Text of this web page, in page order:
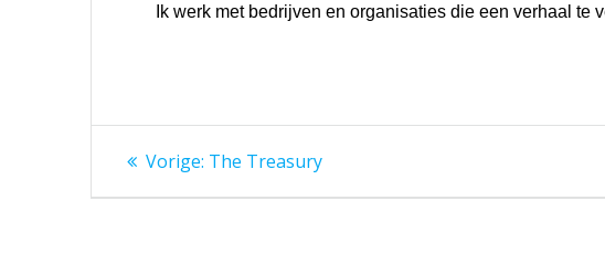
Ik werk met bedrijven en organisaties die een verhaal
Vorige: The Treasury